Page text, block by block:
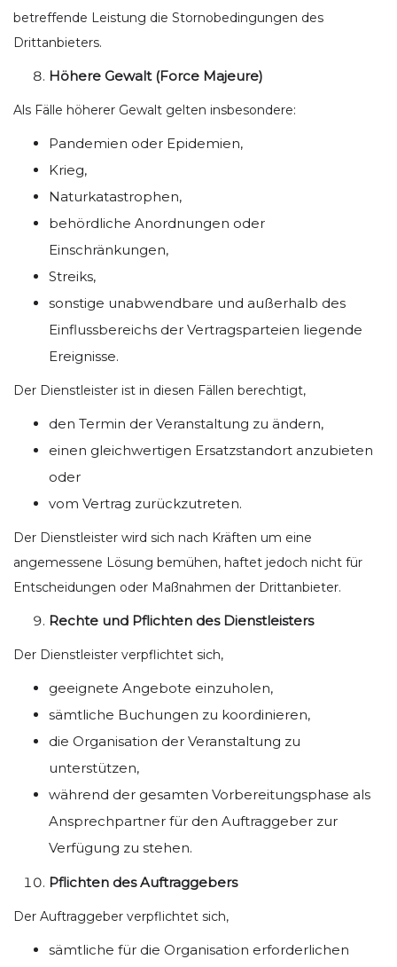
betreffende Leistung die Stornobedingungen des
Drittanbieters.
Höhere Gewalt (Force Majeure)
Als Fälle höherer Gewalt gelten insbesondere:
Pandemien oder Epidemien,
Krieg,
Naturkatastrophen,
behördliche Anordnungen oder
Einschränkungen,
Streiks,
sonstige unabwendbare und außerhalb des
Einflussbereichs der Vertragsparteien liegende
Ereignisse.
Der Dienstleister ist in diesen Fällen berechtigt,
den Termin der Veranstaltung zu ändern,
einen gleichwertigen Ersatzstandort anzubieten
oder
vom Vertrag zurückzutreten.
Der Dienstleister wird sich nach Kräften um eine
angemessene Lösung bemühen, haftet jedoch nicht für
Entscheidungen oder Maßnahmen der Drittanbieter.
Rechte und Pflichten des Dienstleisters
Der Dienstleister verpflichtet sich,
geeignete Angebote einzuholen,
sämtliche Buchungen zu koordinieren,
die Organisation der Veranstaltung zu
unterstützen,
während der gesamten Vorbereitungsphase als
Ansprechpartner für den Auftraggeber zur
Verfügung zu stehen.
Pflichten des Auftraggebers
Der Auftraggeber verpflichtet sich,
sämtliche für die Organisation erforderlichen